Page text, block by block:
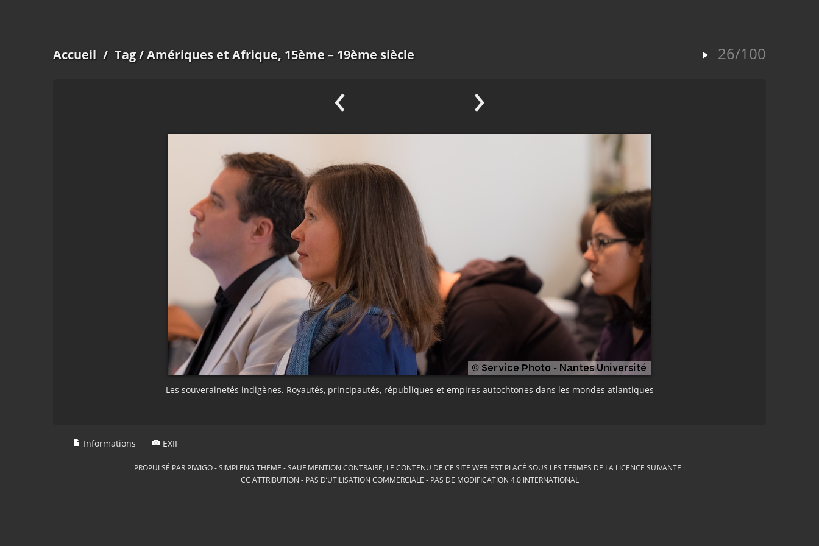
26/100
Accueil / Tag/ Amériques et Afrique, 15ème – 19ème siècle
‹ ›
Les souverainetés indigènes. Royautés, principautés, républiques et empires autochtones dans les mondes atlantiques
Informations EXIF
PROPULSÉ PAR PIWIGO-SIMPLENG THEME
SAUF MENTION CONTRAIRE, LE CONTENU DE CE SITE WEB EST PLACÉ SOUS LES TERMES DE LA LICENCE SUIVANTE :
CC ATTRIBUTION - PAS D’UTILISATION COMMERCIALE - PAS DE MODIFICATION 4.0 INTERNATIONAL